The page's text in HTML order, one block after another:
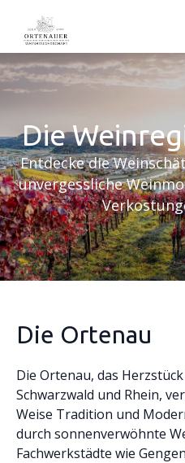
Die
Entdecke die
unvergessliche
Die Ortenau
Die Ortenau, das
Schwarzwald und Rhein,
Weise Tradition und
durch sonnenverwöhnte
Fachwerkstädte wie